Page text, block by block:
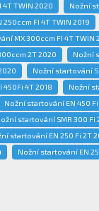
TWIN 2020
Nožní
FI 4T TWIN 2019
MX 300ccm FI 4T TWIN
2T 2020
Nožní
Nožní startování
4T 2018
Nožní
Nožní startování EN 450 Fi
startování SMR 300 Fi
startování EN 250 Fi 2T
Nožní startování EN